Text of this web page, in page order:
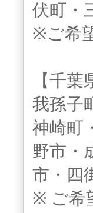
伏町・
※ご希
【千葉
我孫子
神崎町
野市・
市・四
※ ご希